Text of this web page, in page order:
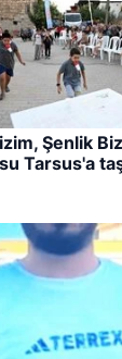
Şenlik
Tarsus'a